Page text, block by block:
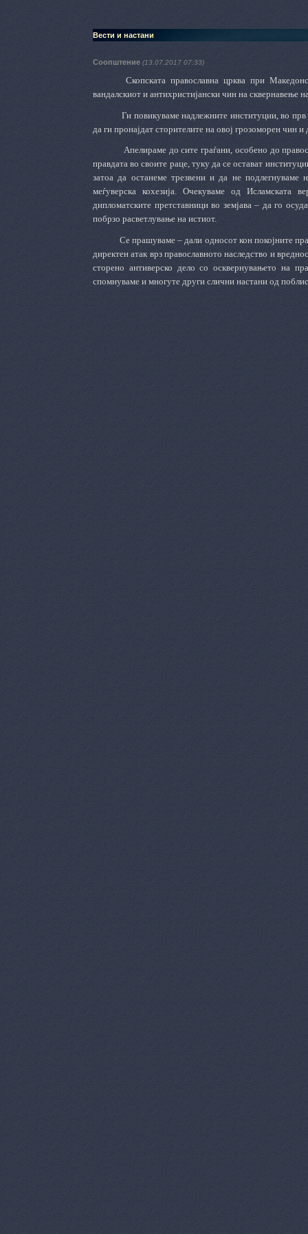
Вести и настани
Соопштение (13.07.2017 07:33)
Скопската православна црква при
вандалскиот и антихристијански чин на сквернавење
Ги повикуваме надлежните институции, во
да ги пронајдат сторителите на овој грозоморен чин
Апелираме до сите граѓани, особено до
правдата во своите раце, туку да се остават
затоа да останеме трезвени и да не подлегнуваме
меѓуверска кохезија. Очекуваме од Исламската
дипломатските претставници во земјава – да го
побрзо расветлување на истиот.
Се прашуваме – дали односот кон покојните
директен атак врз православното наследство и
сторено антиверско дело со осквернувањето на
спомнуваме и многуте други слични настани од